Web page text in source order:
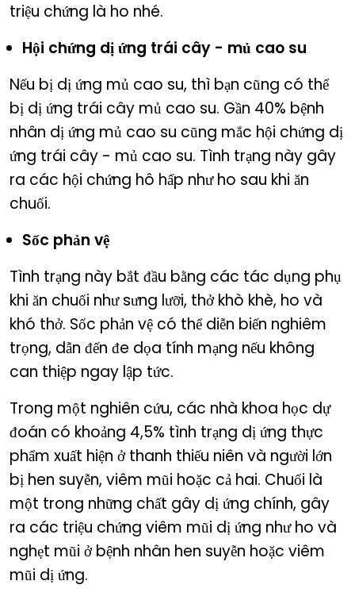
triệu chứng là ho nhé.
Hội chứng dị ứng trái cây - mủ cao su
Nếu bị dị ứng mủ cao su, thì bạn cũng có thể
bị dị ứng trái cây mủ cao su. Gần 40% bệnh
nhân dị ứng mủ cao su cũng mắc hội chứng dị
ứng trái cây - mủ cao su. Tình trạng này gây
ra các hội chứng hô hấp như ho sau khi ăn
chuối.
Sốc phản vệ
Tình trạng này bắt đầu bằng các tác dụng phụ
khi ăn chuối như sưng lưỡi, thở khò khè, ho và
khó thở. Sốc phản vệ có thể diễn biến nghiêm
trọng, dẫn đến đe dọa tính mạng nếu không
can thiệp ngay lập tức.
Trong một nghiên cứu, các nhà khoa học dự
đoán có khoảng 4,5% tình trạng dị ứng thực
phẩm xuất hiện ở thanh thiếu niên và người lớn
bị hen suyễn, viêm mũi hoặc cả hai. Chuối là
một trong những chất gây dị ứng chính, gây
ra các triệu chứng viêm mũi dị ứng như ho và
nghẹt mũi ở bệnh nhân hen suyễn hoặc viêm
mũi dị ứng.